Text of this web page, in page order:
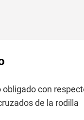
con
de la rodilla